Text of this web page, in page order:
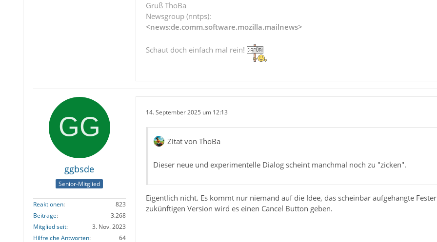
Gruß ThoBa
Newsgroup (nntps):
<news:de.comm.software.mozilla.mailnews>
Schaut doch einfach mal rein!
ggbsde
Senior-Mitglied
Reaktionen
823
Beiträge
3.268
Mitglied seit
3. Nov. 2023
Hilfreiche Antworten
64
14. September 2025 um 12:13
Zitat von ThoBa
Dieser neue und experimentelle Dialog scheint manchmal noch zu "zicken".
Eigentlich nicht. Es kommt nur niemand auf die Idee, das scheinbar aufgehängte
zukünftigen Version wird es einen Cancel Button geben.